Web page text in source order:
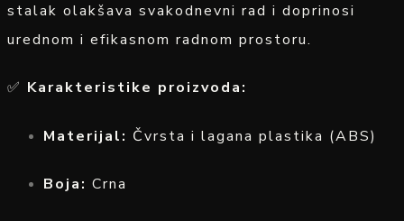
stalak olakšava svakodnevni rad i doprinosi
urednom i efikasnom radnom prostoru.
✅ Karakteristike proizvoda:
Materijal: Čvrsta i lagana plastika (ABS)
Boja: Crna